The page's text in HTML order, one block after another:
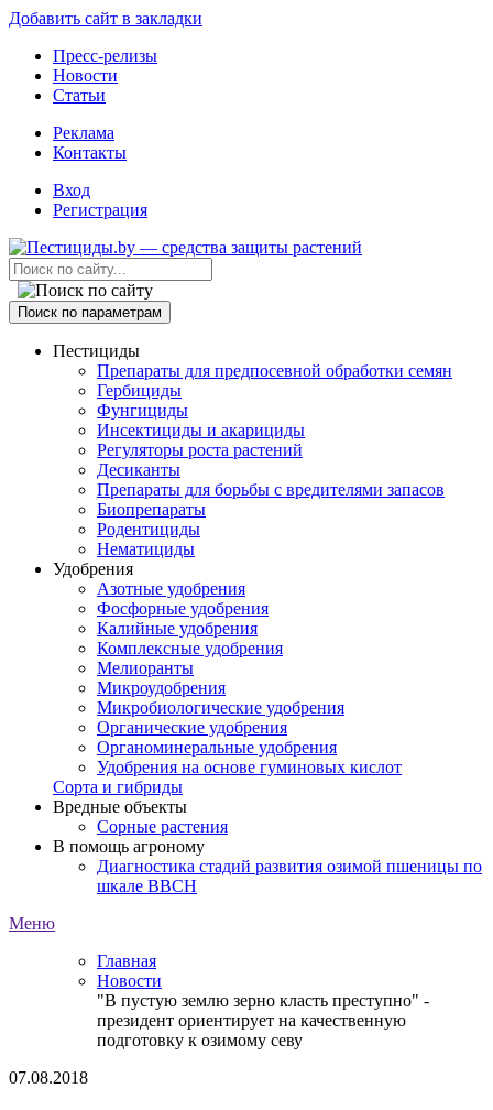
Добавить сайт в закладки
Пресс-релизы
Новости
Статьи
Реклама
Контакты
Вход
Регистрация
Поиск по параметрам
Пестициды
Препараты для предпосевной обработки семян
Гербициды
Фунгициды
Инсектициды и акарициды
Регуляторы роста растений
Десиканты
Препараты для борьбы с вредителями запасов
Биопрепараты
Родентициды
Нематициды
Удобрения
Азотные удобрения
Фосфорные удобрения
Калийные удобрения
Комплексные удобрения
Мелиоранты
Микроудобрения
Микробиологические удобрения
Органические удобрения
Органоминеральные удобрения
Удобрения на основе гуминовых кислот
Сорта и гибриды
Вредные объекты
Сорные растения
В помощь агроному
Диагностика стадий развития озимой пшеницы по
шкале ВВСН
Меню
Главная
Новости
"В пустую землю зерно класть преступно" -
президент ориентирует на качественную
подготовку к озимому севу
07.08.2018